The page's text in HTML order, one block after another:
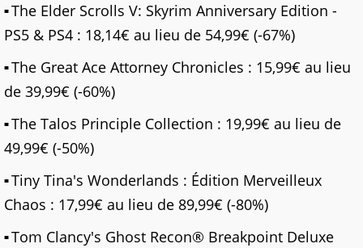
The Elder Scrolls V: Skyrim Anniversary Edition -
PS5 & PS4 : 18,14€ au lieu de 54,99€ (-67%)
The Great Ace Attorney Chronicles : 15,99€ au lieu
de 39,99€ (-60%)
The Talos Principle Collection : 19,99€ au lieu de
49,99€ (-50%)
Tiny Tina's Wonderlands : Édition Merveilleux
Chaos : 17,99€ au lieu de 89,99€ (-80%)
Tom Clancy's Ghost Recon® Breakpoint Deluxe